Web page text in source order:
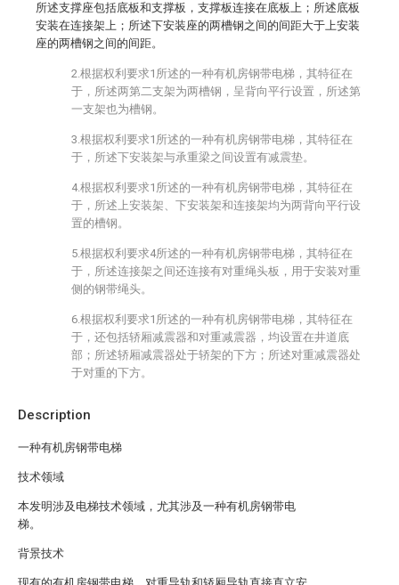
Description
一种有机房钢带电梯
技术领域
本发明涉及电梯技术领域，尤其涉及一种有机房钢带电
梯。
背景技术
所述支撑座包括底板和支撑板，支撑板连接在底板上；所述底板
安装在连接架上；所述下安装座的两槽钢之间的间距大于上安装
座的两槽钢之间的间距。
2.根据权利要求1所述的一种有机房钢带电梯，其特征在
于，所述两第二支架为两槽钢，呈背向平行设置，所述第
一支架也为槽钢。
3.根据权利要求1所述的一种有机房钢带电梯，其特征在
于，所述下安装架与承重梁之间设置有减震垫。
4.根据权利要求1所述的一种有机房钢带电梯，其特征在
于，所述上安装架、下安装架和连接架均为两背向平行设
置的槽钢。
5.根据权利要求4所述的一种有机房钢带电梯，其特征在
于，所述连接架之间还连接有对重绳头板，用于安装对重
侧的钢带绳头。
6.根据权利要求1所述的一种有机房钢带电梯，其特征在
于，还包括轿厢减震器和对重减震器，均设置在井道底
部；所述轿厢减震器处于轿架的下方；所述对重减震器处
于对重的下方。